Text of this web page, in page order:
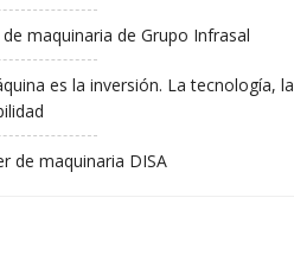
maquinaria de Grupo Infrasal
es la inversión. La tecnología, la
de maquinaria DISA